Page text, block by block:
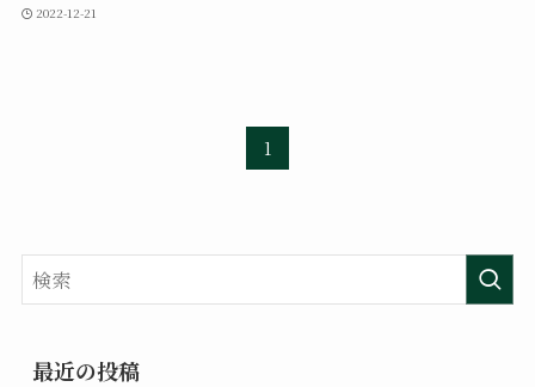
2022-12-21
1
最近の投稿